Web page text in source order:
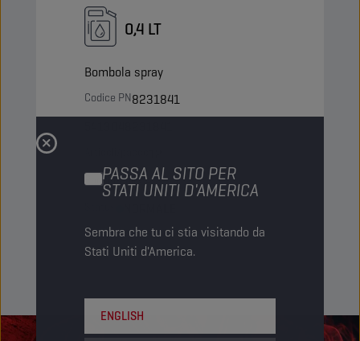
PASSA AL SITO PER
STATI UNITI D'AMERICA
Sembra che tu ci stia visitando da
Stati Uniti d'America.
ENGLISH
0,4 LT
Bombola spray
Codice PN8231841
Pacchi/pallet-